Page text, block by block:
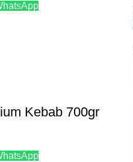
Kebab 700gr